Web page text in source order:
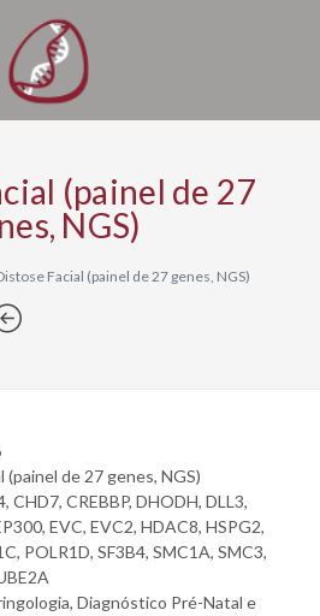
(painel de 27
NGS)
Facial (painel de 27 genes, NGS)
(painel de 27 genes, NGS)
CHD7, CREBBP, DHODH, DLL3,
EVC, EVC2, HDAC8, HSPG2,
POLR1D, SF3B4, SMC1A, SMC3,
Diagnóstico Pré-Natal e